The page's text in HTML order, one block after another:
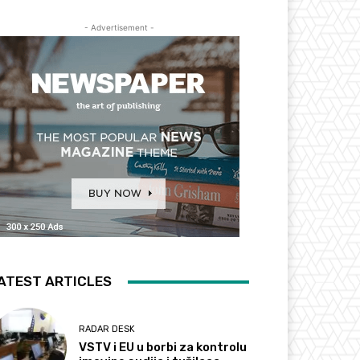
- Advertisement -
ARTICLES
RADAR DESK
VSTV i EU u borbi za kontrolu